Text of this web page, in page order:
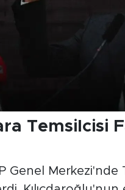
Temsilcisi
Genel Merkezi'nde